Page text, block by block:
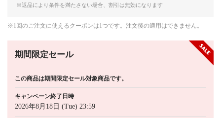
※返品により条件を満たさない場合、割引は無効になります
※1回のご注文に使えるクーポンは1つです。注文後の適用はできません。
期間限定セール
この商品は期間限定セール対象商品です。
キャンペーン終了日時
2026年8月18日 (Tue) 23:59